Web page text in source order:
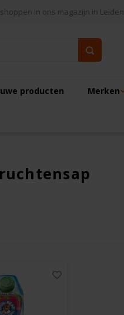
in ons magazijn in Leiden
producten Merken